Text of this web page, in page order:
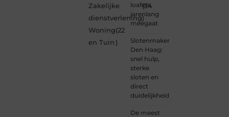
Zakelijke
dienstverlening
(34
)
Woning
en Tuin
(22
)
loafers
jarenlang
meegaat
Slotenmaker
Den Haag:
snel hulp,
sterke
sloten en
direct
duidelijkheid
De meest